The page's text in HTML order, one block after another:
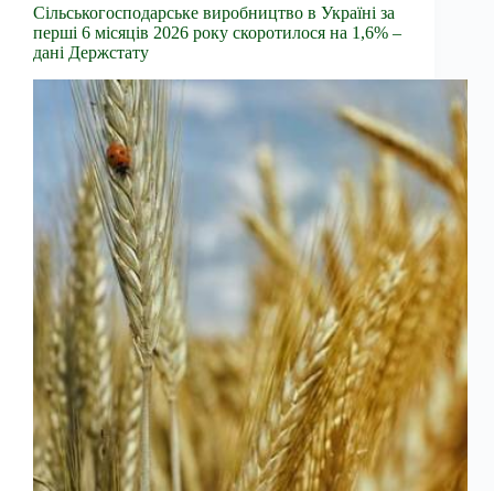
Сільськогосподарське виробництво в Україні за
перші 6 місяців 2026 року скоротилося на 1,6% –
дані Держстату